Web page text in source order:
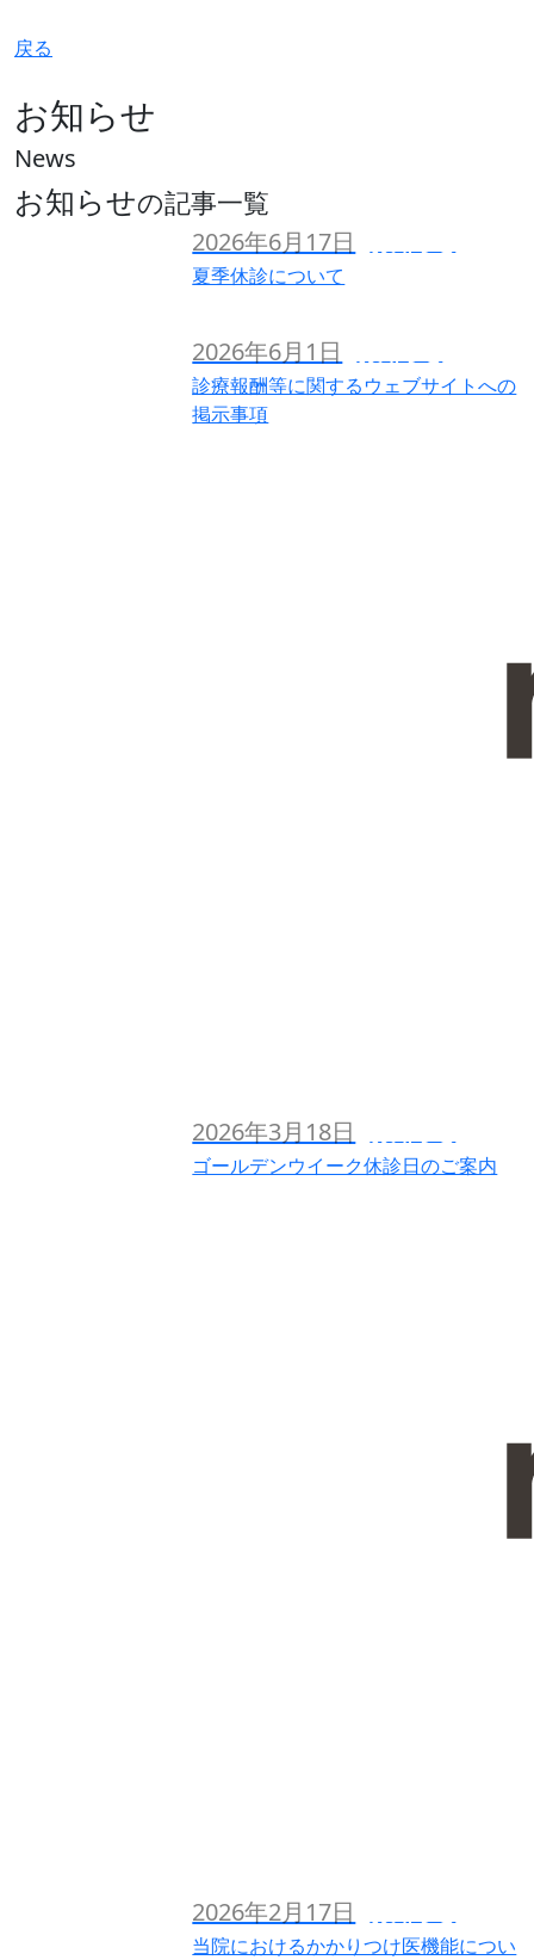
戻る
お知らせ
News
お知らせの記事一覧
2026年6月17日
夏季休診について
2026年6月1日
診療報酬等に関するウェブサイトへの
掲示事項
2026年3月18日
ゴールデンウイーク休診日のご案内
2026年2月17日
当院におけるかかりつけ医機能につい